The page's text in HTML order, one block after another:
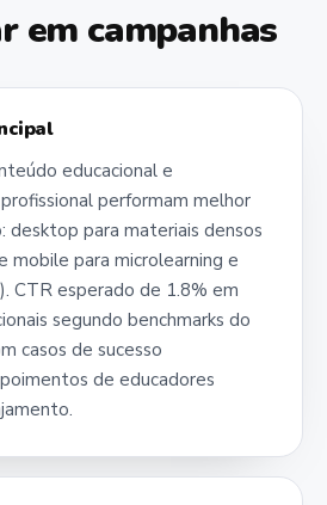
em campanhas
educacional e
performam melhor
desktop para materiais densos
mobile para microlearning e
CTR esperado de 1.8% em
segundo benchmarks do
casos de sucesso
de educadores